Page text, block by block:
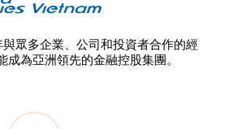
眾多企業、公司和投資者合作的經
成為亞洲領先的金融控股集團。